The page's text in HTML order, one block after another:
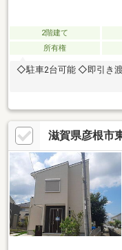
2階建て
所有権
◇駐車2台可能 ◇即引き
滋賀県彦根市